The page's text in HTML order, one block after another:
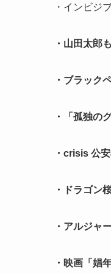
・インビジ
・山田太郎
・ブラック
・「孤独の
・crisis 公
・ドラゴン
・アルジャ
・映画「娼年